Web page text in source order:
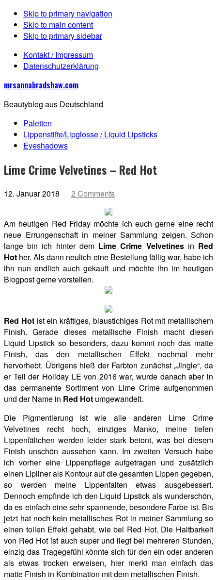
Skip to primary navigation
Skip to main content
Skip to primary sidebar
Kontakt / Impressum
Datenschutzerklärung
mrsannabradshaw.com
Beautyblog aus Deutschland
Paletten
Lippenstifte/Lipglosse / Liquid Lipsticks
Eyeshadows
Lime Crime Velvetines – Red Hot
12. Januar 2018 2 Comments
Am heutigen Red Friday möchte ich euch gerne eine recht
neue Errungenschaft in meiner Sammlung zeigen. Schon
lange bin ich hinter dem Lime Crime Velvetinesin Red
Hot her. Als dann neulich eine Bestellung fällig war, habe ich
ihn nun endlich auch gekauft und möchte ihn im heutigen
Blogpost gerne vorstellen.
Red Hotist ein kräftiges, blaustichiges Rot mit metallischem
Finish. Gerade dieses metallische Finish macht diesen
Liquid Lipstick so besonders, dazu kommt noch das matte
Finish, das den metallischen Effekt nochmal mehr
hervorhebt. Übrigens hieß der Farbton zunächst „Jingle“, da
er Teil der Holiday LE von 2016 war, wurde danach aber in
das permanente Sortiment von Lime Crime aufgenommen
und der Name in Red Hot umgewandelt.
Die Pigmentierung ist wie alle anderen Lime Crime
Velvetines recht hoch, einziges Manko, meine tiefen
Lippenfältchen werden leider stark betont, was bei diesem
Finish unschön aussehen kann. Im zweiten Versuch habe
ich vorher eine Lippenpflege aufgetragen und zusätzlich
einen Lipliner als Kontour auf die gesamten Lippen gegeben,
so werden meine Lippenfalten etwas ausgebessert.
Dennoch empfinde ich den Liquid Lipstick als wunderschön,
da es einfach eine sehr spannende, besondere Farbe ist. Bis
jetzt hat noch kein metallisches Rot in meiner Sammlung so
einen tollen Effekt gehabt, wie bei Red Hot. Die Haltbarkeit
von Red Hot ist auch super und liegt bei mehreren Stunden,
einzig das Tragegefühl könnte sich für den ein oder anderen
als etwas trocken erweisen, hier merkt man einfach das
matte Finish in Kombination mit dem metallischen Finish.